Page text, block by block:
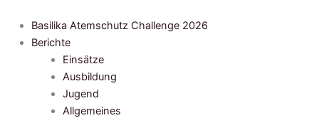
Inhalt
springen
Basilika Atemschutz Challenge 2026
Berichte
Einsätze
Ausbildung
Jugend
Allgemeines